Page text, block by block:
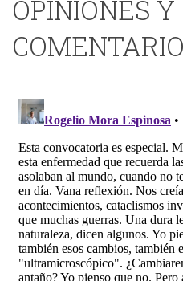
OPINIONES Y